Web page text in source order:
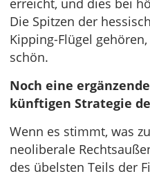
erreicht, und dies bei
Die Spitzen der
Kipping-Flügel
schön.
Noch eine
künftigen Strategie
Wenn es stimmt, was
neoliberale
des übelsten Teils der